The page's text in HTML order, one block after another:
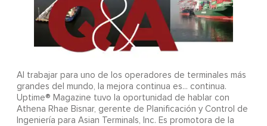
Al trabajar para uno de los operadores de terminales más
grandes del mundo, la mejora continua es... continua.
Uptime® Magazine tuvo la oportunidad de hablar con
Athena Rhae Bisnar, gerente de Planificación y Control de
Ingeniería para Asian Terminals, Inc. Es promotora de la